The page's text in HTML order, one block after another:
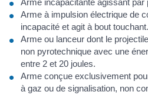
Arme à impulsion électrique de
incapacité et agit à bout touchant.
Arme ou lanceur dont le
non pyrotechnique avec une
entre 2 et 20 joules.
Arme conçue exclusivement
à gaz ou de signalisation, non